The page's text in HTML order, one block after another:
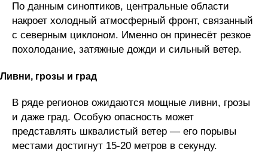
По данным синоптиков, центральные области
накроет холодный атмосферный фронт, связанный
с северным циклоном. Именно он принесёт резкое
похолодание, затяжные дожди и сильный ветер.
Ливни, грозы и град
В ряде регионов ожидаются мощные ливни, грозы
и даже град. Особую опасность может
представлять шквалистый ветер — его порывы
местами достигнут 15-20 метров в секунду.